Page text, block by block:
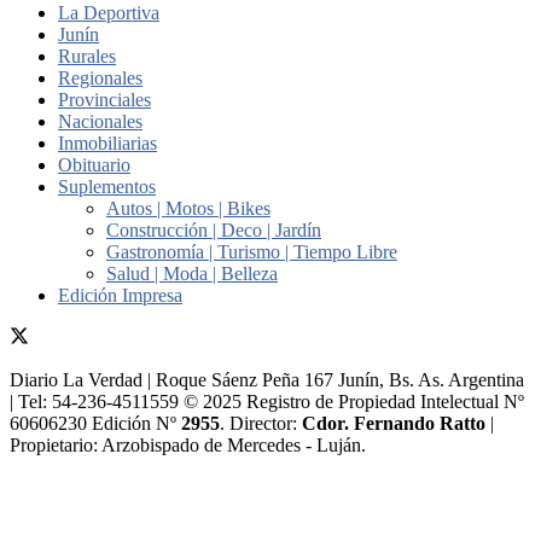
La Deportiva
Junín
Rurales
Regionales
Provinciales
Nacionales
Inmobiliarias
Obituario
Suplementos
Autos | Motos | Bikes
Construcción | Deco | Jardín
Gastronomía | Turismo | Tiempo Libre
Salud | Moda | Belleza
Edición Impresa
Diario La Verdad | Roque Sáenz Peña 167 Junín, Bs. As. Argentina
| Tel: 54-236-4511559 © 2025 Registro de Propiedad Intelectual Nº
60606230 Edición Nº 2955. Director:​ Cdor. Fernando Ratto |
Propietario:​ Arzobispado de Mercedes - Luján.